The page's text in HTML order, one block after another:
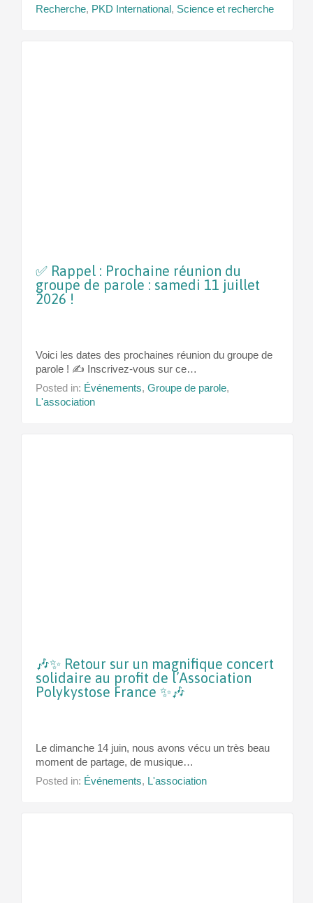
Recherche, PKD International, Science et recherche
✅ Rappel : Prochaine réunion du
groupe de parole : samedi 11 juillet
2026 !
Voici les dates des prochaines réunion du groupe de
parole ! ✍ Inscrivez-vous sur ce…
Posted in: Événements, Groupe de parole,
L'association
🎶✨ Retour sur un magnifique concert
solidaire au profit de l’Association
Polykystose France ✨🎶
Le dimanche 14 juin, nous avons vécu un très beau
moment de partage, de musique…
Posted in: Événements, L'association